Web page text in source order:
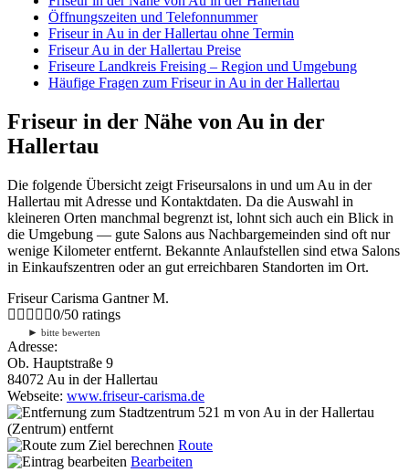
Öffnungszeiten und Telefonnummer
Friseur in Au in der Hallertau ohne Termin
Friseur Au in der Hallertau Preise
Friseure Landkreis Freising – Region und Umgebung
Häufige Fragen zum Friseur in Au in der Hallertau
Friseur in der Nähe von Au in der
Hallertau
Die folgende Übersicht zeigt Friseursalons in und um Au in der
Hallertau mit Adresse und Kontaktdaten. Da die Auswahl in
kleineren Orten manchmal begrenzt ist, lohnt sich auch ein Blick in
die Umgebung — gute Salons aus Nachbargemeinden sind oft nur
wenige Kilometer entfernt. Bekannte Anlaufstellen sind etwa Salons
in Einkaufszentren oder an gut erreichbaren Standorten im Ort.
Friseur Carisma Gantner M.
0/50 ratings
► bitte bewerten
Adresse:
Ob. Hauptstraße 9
84072 Au in der Hallertau
Webseite: www.friseur-carisma.de
521 m von Au in der Hallertau
(Zentrum) entfernt
Route
Bearbeiten